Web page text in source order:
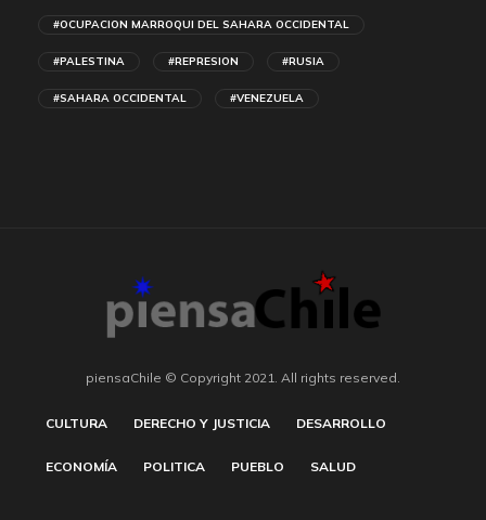
#OCUPACION MARROQUI DEL SAHARA OCCIDENTAL
#PALESTINA #REPRESION #RUSIA
#SAHARA OCCIDENTAL #VENEZUELA
piensaChile © Copyright 2021. All rights reserved.
CULTURA DERECHO Y JUSTICIA DESARROLLO
ECONOMÍA POLITICA PUEBLO SALUD